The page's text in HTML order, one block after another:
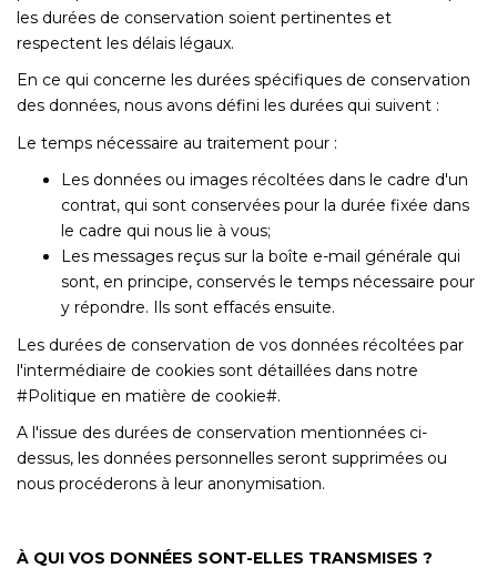
les durées de conservation soient pertinentes et
respectent les délais légaux.
En ce qui concerne les durées spécifiques de conservation
des données, nous avons défini les durées qui suivent :
Le temps nécessaire au traitement pour :
Les données ou images récoltées dans le cadre d'un
contrat, qui sont conservées pour la durée fixée dans
le cadre qui nous lie à vous;
Les messages reçus sur la boîte e-mail générale qui
sont, en principe, conservés le temps nécessaire pour
y répondre. Ils sont effacés ensuite.
Les durées de conservation de vos données récoltées par
l'intermédiaire de cookies sont détaillées dans notre
#Politique en matière de cookie#.
A l'issue des durées de conservation mentionnées ci-
dessus, les données personnelles seront supprimées ou
nous procéderons à leur anonymisation.
À QUI VOS DONNÉES SONT-ELLES TRANSMISES ?